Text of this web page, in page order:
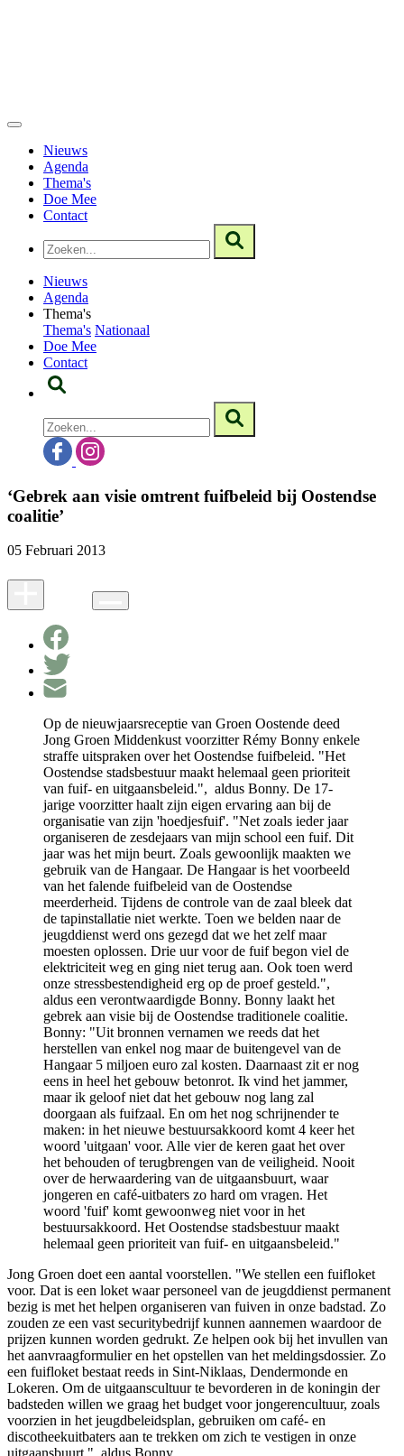
Nieuws
Agenda
Thema's
Doe Mee
Contact
Nieuws
Agenda
Thema's
Thema's Nationaal
Doe Mee
Contact
‘Gebrek aan visie omtrent fuifbeleid bij Oostendse
coalitie’
05 Februari 2013
Op de nieuwjaarsreceptie van Groen Oostende deed
Jong Groen Middenkust voorzitter Rémy Bonny enkele
straffe uitspraken over het Oostendse fuifbeleid. "Het
Oostendse stadsbestuur maakt helemaal geen prioriteit
van fuif- en uitgaansbeleid.", aldus Bonny. De 17-
jarige voorzitter haalt zijn eigen ervaring aan bij de
organisatie van zijn 'hoedjesfuif'. "Net zoals ieder jaar
organiseren de zesdejaars van mijn school een fuif. Dit
jaar was het mijn beurt. Zoals gewoonlijk maakten we
gebruik van de Hangaar. De Hangaar is het voorbeeld
van het falende fuifbeleid van de Oostendse
meerderheid. Tijdens de controle van de zaal bleek dat
de tapinstallatie niet werkte. Toen we belden naar de
jeugddienst werd ons gezegd dat we het zelf maar
moesten oplossen. Drie uur voor de fuif begon viel de
elektriciteit weg en ging niet terug aan. Ook toen werd
onze stressbestendigheid erg op de proef gesteld.",
aldus een verontwaardigde Bonny. Bonny laakt het
gebrek aan visie bij de Oostendse traditionele coalitie.
Bonny: "Uit bronnen vernamen we reeds dat het
herstellen van enkel nog maar de buitengevel van de
Hangaar 5 miljoen euro zal kosten. Daarnaast zit er nog
eens in heel het gebouw betonrot. Ik vind het jammer,
maar ik geloof niet dat het gebouw nog lang zal
doorgaan als fuifzaal. En om het nog schrijnender te
maken: in het nieuwe bestuursakkoord komt 4 keer het
woord 'uitgaan' voor. Alle vier de keren gaat het over
het behouden of terugbrengen van de veiligheid. Nooit
over de herwaardering van de uitgaansbuurt, waar
jongeren en café-uitbaters zo hard om vragen. Het
woord 'fuif' komt gewoonweg niet voor in het
bestuursakkoord. Het Oostendse stadsbestuur maakt
helemaal geen prioriteit van fuif- en uitgaansbeleid."
Jong Groen doet een aantal voorstellen. "We stellen een fuifloket
voor. Dat is een loket waar personeel van de jeugddienst permanent
bezig is met het helpen organiseren van fuiven in onze badstad. Zo
zouden ze een vast securitybedrijf kunnen aannemen waardoor de
prijzen kunnen worden gedrukt. Ze helpen ook bij het invullen van
het aanvraagformulier en het opstellen van het meldingsdossier. Zo
een fuifloket bestaat reeds in Sint-Niklaas, Dendermonde en
Lokeren. Om de uitgaanscultuur te bevorderen in de koningin der
badsteden willen we graag het budget voor jongerencultuur, zoals
voorzien in het jeugdbeleidsplan, gebruiken om café- en
discotheekuitbaters aan te trekken om zich te vestigen in onze